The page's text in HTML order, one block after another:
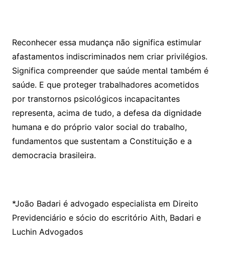
Reconhecer essa mudança não significa estimular
afastamentos indiscriminados nem criar privilégios.
Significa compreender que saúde mental também é
saúde. E que proteger trabalhadores acometidos
por transtornos psicológicos incapacitantes
representa, acima de tudo, a defesa da dignidade
humana e do próprio valor social do trabalho,
fundamentos que sustentam a Constituição e a
democracia brasileira.
*João Badari é advogado especialista em Direito
Previdenciário e sócio do escritório Aith, Badari e
Luchin Advogados